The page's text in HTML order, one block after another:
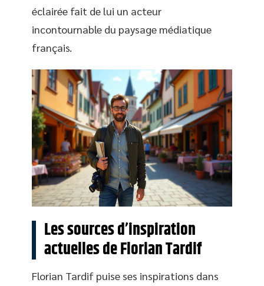
éclairée fait de lui un acteur
incontournable du paysage médiatique
français.
Les sources d’inspiration
actuelles de Florian Tardif
Florian Tardif puise ses inspirations dans